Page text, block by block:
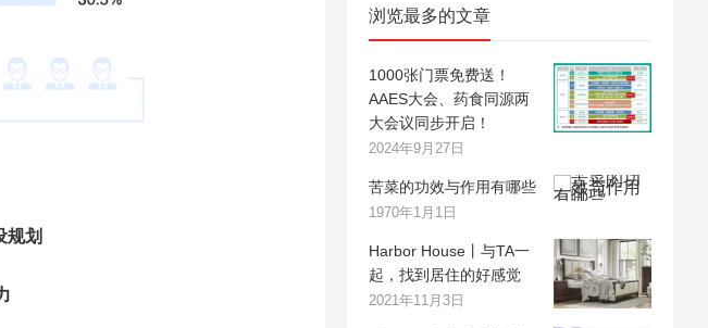
规划
浏览最多的文章
1000张门票免费送！
AAES大会、药食同源两
大会议同步开启！
2024年9月27日
苦菜的功效与作用有哪些
1970年1月1日
Harbor House丨与TA一
起，找到居住的好感觉
2021年11月3日